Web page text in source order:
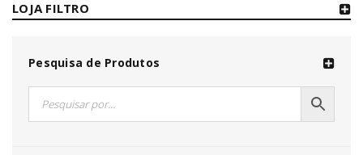
LOJA FILTRO
Pesquisa de Produtos